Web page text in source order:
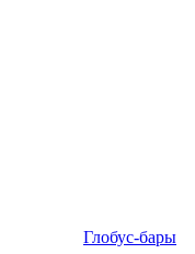
Глобус-бары